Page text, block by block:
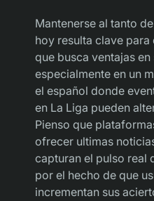
Mantenerse al tanto
hoy resulta clave
que busca ventajas
especialmente en un
el español donde
en La Liga pueden
Pienso que
ofrecer ultimas
capturan el pulso real
por el hecho de que
incrementan sus